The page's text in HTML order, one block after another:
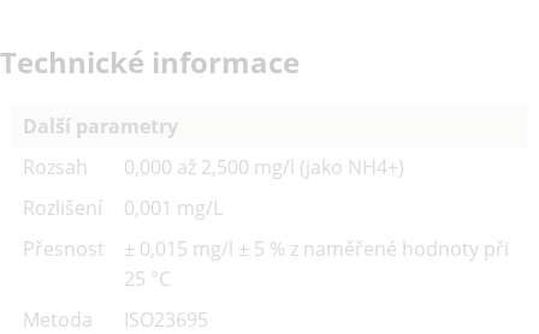
Technické informace
Další parametry
Rozsah
0,000 až 2,500 mg/l (jako NH4+)
Rozlišení
0,001 mg/L
Přesnost
± 0,015 mg/l ± 5 % z naměřené hodnoty při
25 °C
Metoda
ISO23695